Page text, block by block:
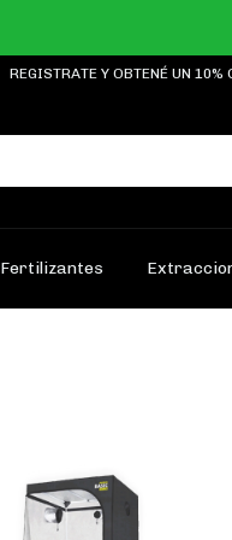
REGISTRATE Y OBTENÉ UN
Fertilizantes